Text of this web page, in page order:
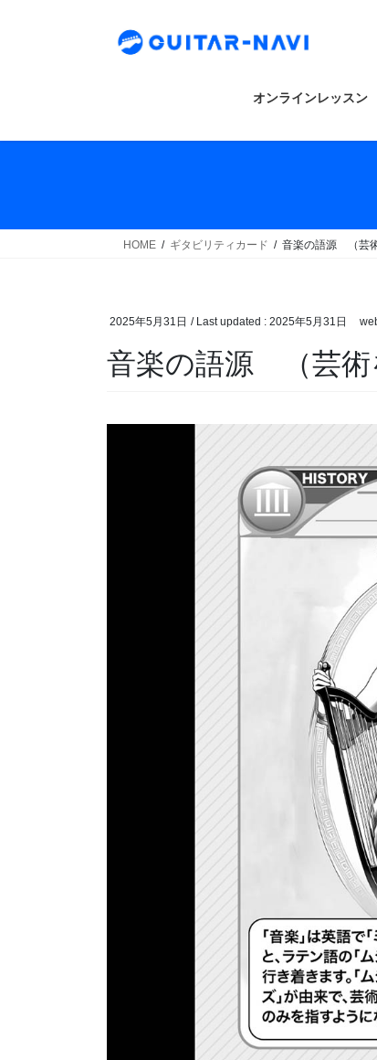
オンラインレッスン
HOME ギタビリティカード 音楽の語源 （芸
2025年5月31日 / Last updated : 2025年5月31日
音楽の語源 （芸術